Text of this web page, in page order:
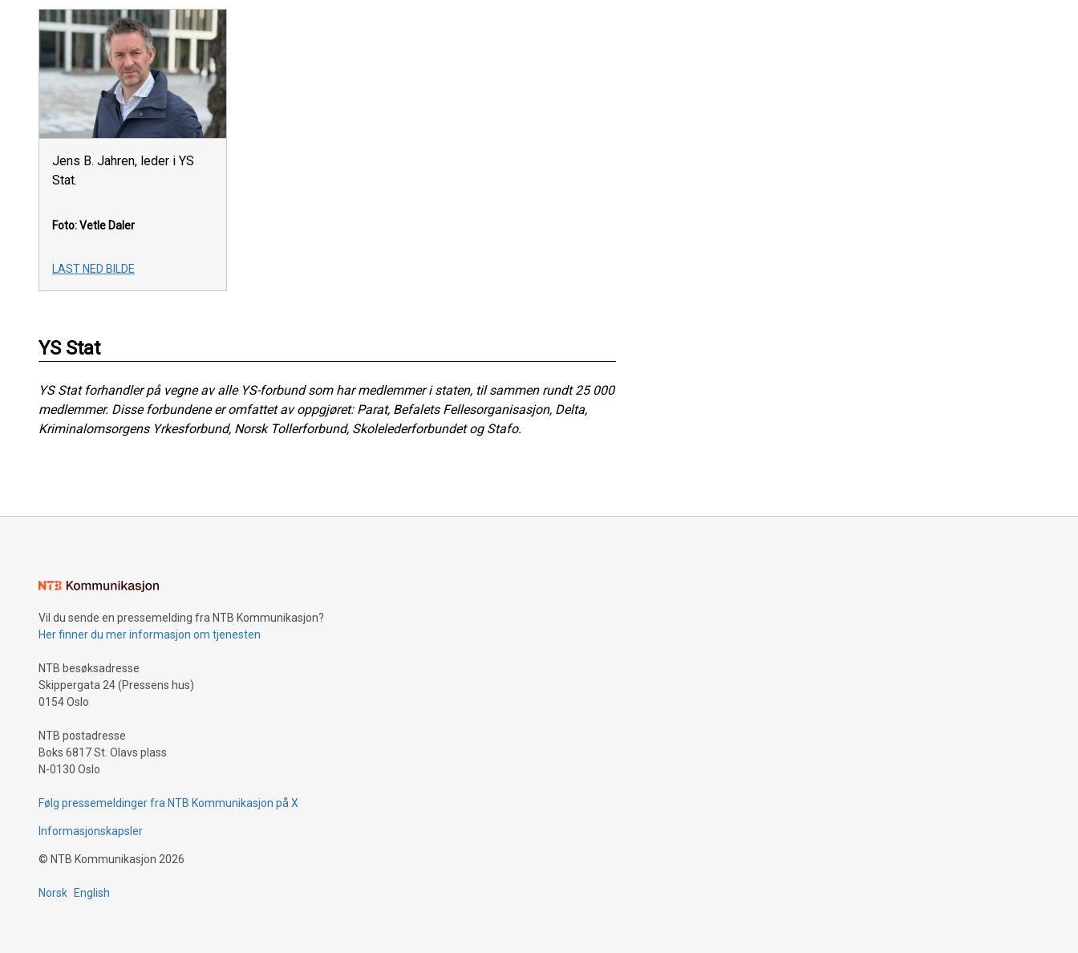
Jens B. Jahren, leder i YS
Stat.
Foto: Vetle Daler
LAST NED BILDE
YS Stat
YS Stat forhandler på vegne av alle YS-forbund som har medlemmer i staten, til sammen rundt 25 000
medlemmer. Disse forbundene er omfattet av oppgjøret: Parat, Befalets Fellesorganisasjon, Delta,
Kriminalomsorgens Yrkesforbund, Norsk Tollerforbund, Skolelederforbundet og Stafo.
Vil du sende en pressemelding fra NTB Kommunikasjon?
Her finner du mer informasjon om tjenesten
NTB besøksadresse
Skippergata 24 (Pressens hus)
0154 Oslo
NTB postadresse
Boks 6817 St. Olavs plass
N-0130 Oslo
Følg pressemeldinger fra NTB Kommunikasjon på X
Informasjonskapsler
© NTB Kommunikasjon 2026
Norsk English